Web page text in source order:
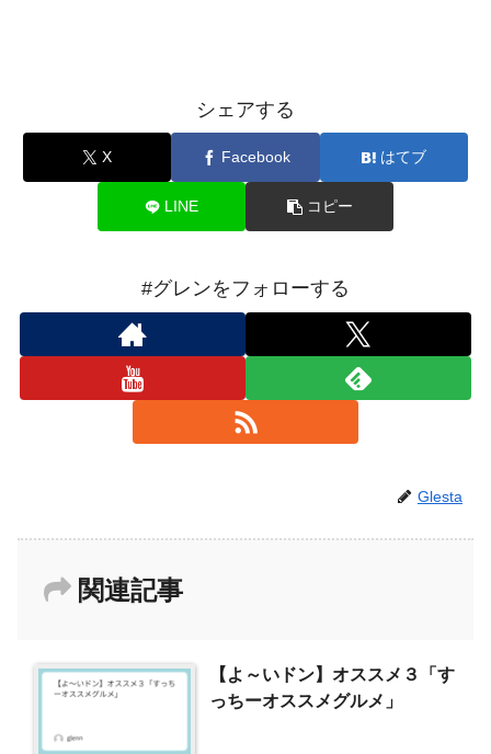
シェアする
X Facebook はてブ
LINE コピー
#グレンをフォローする
Glesta
関連記事
【よ～いドン】オススメ３「す
っちーオススメグルメ」